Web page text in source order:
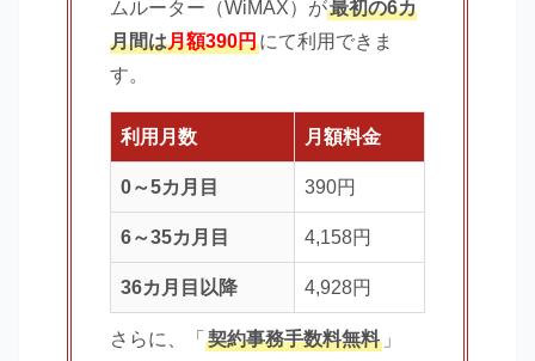
ムルーター（WiMAX）が最初の6カ
月間は月額390円にて利用できま
す。
利用月数 月額料金
0～5カ月目 390円
6～35カ月目 4,158円
36カ月目以降 4,928円
さらに、「 契約事務手数料無料 」